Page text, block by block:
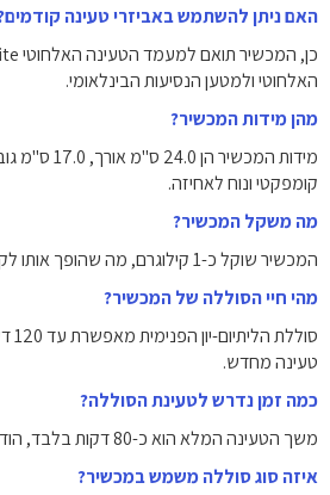
האם ניתן להשתמש באביזרי טעינה
האלחוטי ולמטען הנסיעות הבינלאומי.
מהן מידות המכשיר?
קומפקטי ונוח לאחיזה.
מה משקל המכשיר?
המכשיר שוקל כ-1 קילוגרם, מה שהופך אותו לקל לנשיאה ולשימוש ממושך.
מהי חיי הסוללה של המכשיר?
טעינה מחדש.
כמה זמן נדרש לטעינת הסוללה?
משך הטעינה המלא הוא כ-80 דקות בלבד, הודות למערכת טעינה מהירה.
איזה סוג סוללה משמש במכשיר?